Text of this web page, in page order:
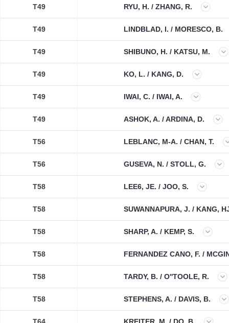
T49 RYU, H. / ZHANG, R.
T49 LINDBLAD, I. / MORESCO, B.
T49 SHIBUNO, H. / KATSU, M.
T49 KO, L. / KANG, D.
T49 IWAI, C. / IWAI, A.
T49 ASHOK, A. / ARDINA, D.
T56 LEBLANC, M-A. / CHAN, T.
T56 GUSEVA, N. / STOLL, G.
T58 LEE6, JE. / JOO, S.
T58 SUWANNAPURA, J. / KANG,
T58 SHARP, A. / KEMP, S.
T58 FERNANDEZ CANO, F. /
T58 TARDY, B. / O''TOOLE, R.
T58 STEPHENS, A. / DAVIS, B.